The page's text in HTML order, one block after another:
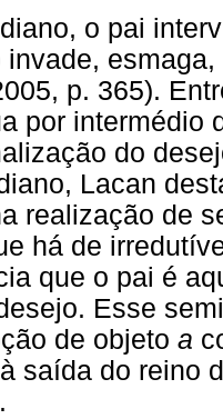
o pai
p. 365).
por intermédio
do
Lacan
realização de
há de
que o pai é
Esse
de objeto a
saída do reino